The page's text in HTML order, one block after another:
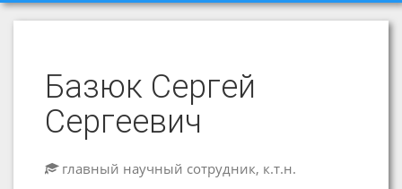
Базюк Сергей
Сергеевич
главный научный сотрудник, к.т.н.